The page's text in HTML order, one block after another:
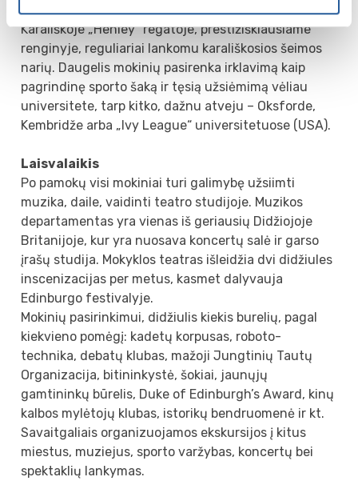
irkluotojų paruošimą; jie 14 kartų iškovojo pergalę
Karališkoje „Henley“ regatoje, prestižiškiausiame
renginyje, reguliariai lankomu karališkosios šeimos
narių. Daugelis mokinių pasirenka irklavimą kaip
pagrindinę sporto šaką ir tęsią užsiėmimą vėliau
universitete, tarp kitko, dažnu atveju – Oksforde,
Kembridže arba „Ivy League“ universitetuose (USA).
Laisvalaikis
Po pamokų visi mokiniai turi galimybę užsiimti
muzika, daile, vaidinti teatro studijoje. Muzikos
departamentas yra vienas iš geriausių Didžiojoje
Britanijoje, kur yra nuosava koncertų salė ir garso
įrašų studija. Mokyklos teatras išleidžia dvi didžiules
inscenizacijas per metus, kasmet dalyvauja
Edinburgo festivalyje.
Mokinių pasirinkimui, didžiulis kiekis burelių, pagal
kiekvieno pomėgį: kadetų korpusas, roboto-
technika, debatų klubas, mažoji Jungtinių Tautų
Organizacija, bitininkystė, šokiai, jaunųjų
gamtininkų būrelis, Duke of Edinburgh’s Award, kinų
kalbos mylėtojų klubas, istorikų bendruomenė ir kt.
Savaitgaliais organizuojamos ekskursijos į kitus
miestus, muziejus, sporto varžybas, koncertų bei
spektaklių lankymas.